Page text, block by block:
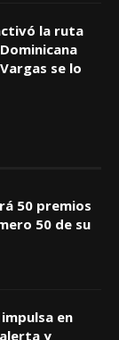
la ruta
se lo
50 premios
50 de su
en
y